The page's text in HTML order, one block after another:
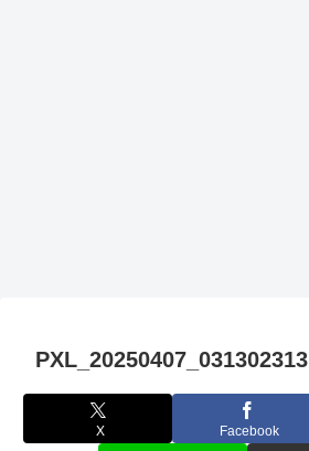
PXL_20250407_031302313
X Facebook